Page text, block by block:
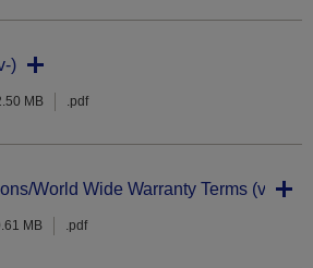
)
MB .pdf
World Wide Warranty Terms (v-)
MB .pdf